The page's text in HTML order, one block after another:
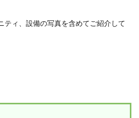
ティ、設備の写真を含めてご紹介して